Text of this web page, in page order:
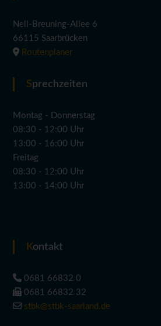
Nell-Breuning-Allee 6
66115 Saarbrücken
Routenplaner
Sprechzeiten
Montag - Donnerstag
08:30 - 12:00 Uhr
13:00 - 16:00 Uhr
Freitag
08:30 - 12:00 Uhr
13:00 - 14:00 Uhr
Kontakt
0681 66832 0
0681 66832 32
stbk@stbk-saarland.de